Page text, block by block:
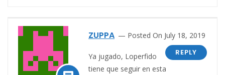
ZUPPA
Posted On July 18, 2019
REPLY
Ya jugado, Loperfido
tiene que seguir en esta